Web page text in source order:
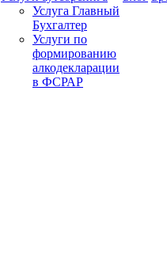
Услуга Главный
Бухгалтер
Услуги по
формированию
алкодекларации
в ФСРАР